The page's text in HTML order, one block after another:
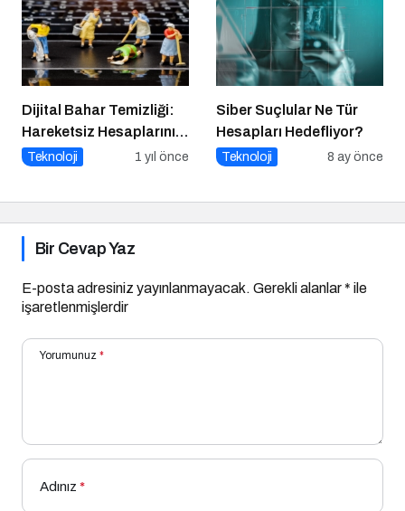
Dijital Bahar Temizliği:
Hareketsiz Hesaplarınızı
Temizlemenin Zamanı
Teknoloji 1 yıl önce
Siber Suçlular Ne Tür
Hesapları Hedefliyor?
Teknoloji 8 ay önce
Bir Cevap Yaz
E-posta adresiniz yayınlanmayacak. Gerekli alanlar* ile
işaretlenmişlerdir
Yorumunuz *
Adınız *